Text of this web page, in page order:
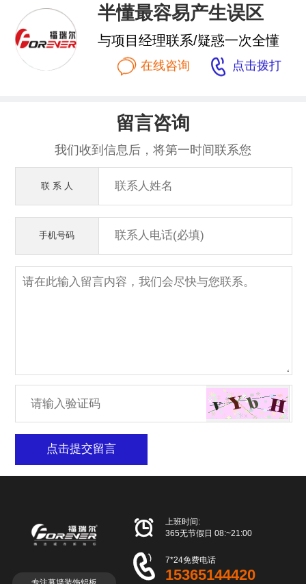
半懂最容易产生误区
与项目经理联系/疑惑一次全懂
 在线咨询  点击拨打
留言咨询
我们收到信息后，将第一时间联系您
联 系 人
手机号码
点击提交留言

上班时间:
365无节假日 08:~21:00
 7*24免费电话
15365144420